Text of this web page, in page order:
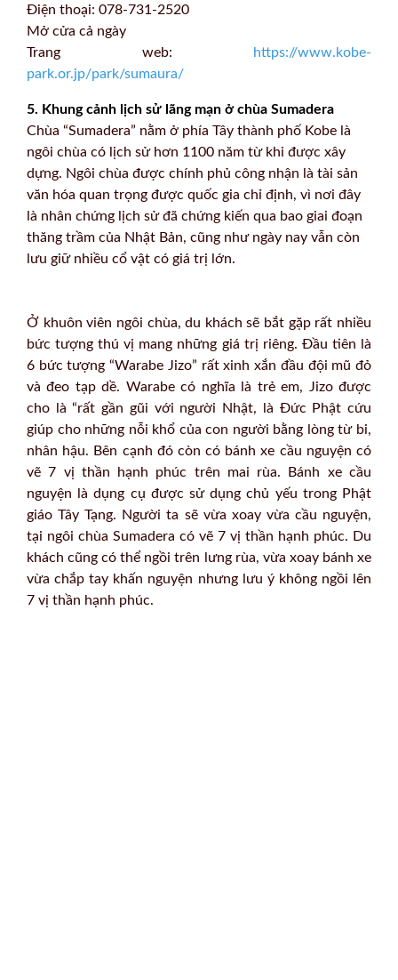
Điện thoại: 078-731-2520
Mở cửa cả ngày
Trang web:
https://www.kobe-
park.or.jp/park/sumaura/
5. Khung cảnh lịch sử lãng mạn ở chùa Sumadera
Chùa “Sumadera” nằm ở phía Tây thành phố Kobe là
ngôi chùa có lịch sử hơn 1100 năm từ khi được xây
dựng. Ngôi chùa được chính phủ công nhận là tài sản
văn hóa quan trọng được quốc gia chỉ định, vì nơi đây
là nhân chứng lịch sử đã chứng kiến qua bao giai đoạn
thăng trầm của Nhật Bản, cũng như ngày nay vẫn còn
lưu giữ nhiều cổ vật có giá trị lớn.
Ở khuôn viên ngôi chùa, du khách sẽ bắt gặp rất nhiều
bức tượng thú vị mang những giá trị riêng. Đầu tiên là
6 bức tượng “Warabe Jizo” rất xinh xắn đầu đội mũ đỏ
và đeo tạp dề. Warabe có nghĩa là trẻ em, Jizo được
cho là “rất gần gũi với người Nhật, là Đức Phật cứu
giúp cho những nỗi khổ của con người bằng lòng từ bi,
nhân hậu. Bên cạnh đó còn có bánh xe cầu nguyện có
vẽ 7 vị thần hạnh phúc trên mai rùa. Bánh xe cầu
nguyện là dụng cụ được sử dụng chủ yếu trong Phật
giáo Tây Tạng. Người ta sẽ vừa xoay vừa cầu nguyện,
tại ngôi chùa Sumadera có vẽ 7 vị thần hạnh phúc. Du
khách cũng có thể ngồi trên lưng rùa, vừa xoay bánh xe
vừa chắp tay khấn nguyện nhưng lưu ý không ngồi lên
7 vị thần hạnh phúc.